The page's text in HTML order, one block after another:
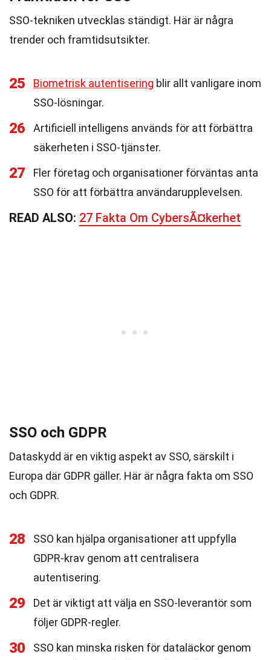
SSO-tekniken utvecklas ständigt. Här är några
trender och framtidsutsikter.
25 Biometrisk autentisering blir allt vanligare inom
SSO-lösningar.
26
Artificiell intelligens används för att förbättra
säkerheten i SSO-tjänster.
27
Fler företag och organisationer förväntas anta
SSO för att förbättra användarupplevelsen.
READ ALSO: 27 Fakta Om CybersÃ¤kerhet
SSO och GDPR
Dataskydd är en viktig aspekt av SSO, särskilt i
Europa där GDPR gäller. Här är några fakta om SSO
och GDPR.
28
SSO kan hjälpa organisationer att uppfylla
GDPR-krav genom att centralisera
autentisering.
29
Det är viktigt att välja en SSO-leverantör som
följer GDPR-regler.
30
SSO kan minska risken för dataläckor genom